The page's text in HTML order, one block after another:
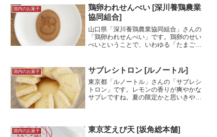
り、割れ易い商品をしっかりガードして
います。缶の見た目も可愛いう...＜続き
を読む＞
国内のお菓子
鶏卵われせんべい [深川養鶏農業
協同組合]
山口県「深川養鶏農業協同組合」さんの
「鶏卵われせんべい」です。鶏卵のせい
べいということで、いわゆる「たまごせ
協同組合」と鶏に関する組合さんが作っ
ている商品ということで期...＜続きを読
む＞
国内のお菓子 サブレシトロン [ルノートル]
東京都「ルノートル」さんの「サブレシ
トロン」です。レモンの香りが爽やかな
サブレですね。夏の限定かと思いきや、
試食メモ東京駅の近く、新...＜続きを読
国内のお菓子 東京芝えび天 [坂角総本舗]